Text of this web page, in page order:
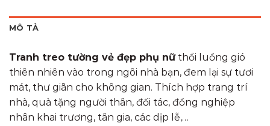
MÔ TẢ
Tranh treo tường vẻ đẹp phụ nữthổi luồng gió
thiên nhiên vào trong ngôi nhà bạn, đem lại sự tươi
mát, thư giãn cho không gian. Thích hợp trang trí
nhà, quà tặng người thân, đối tác, đồng nghiệp
nhân khai trương, tân gia, các dịp lễ,…